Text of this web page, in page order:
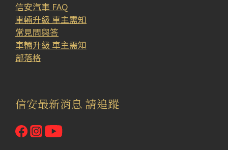
信安汽車 FAQ
車輛升級 車主需知
常見問與答
車輛升級 車主需知
部落格
信安最新消息 請追蹤